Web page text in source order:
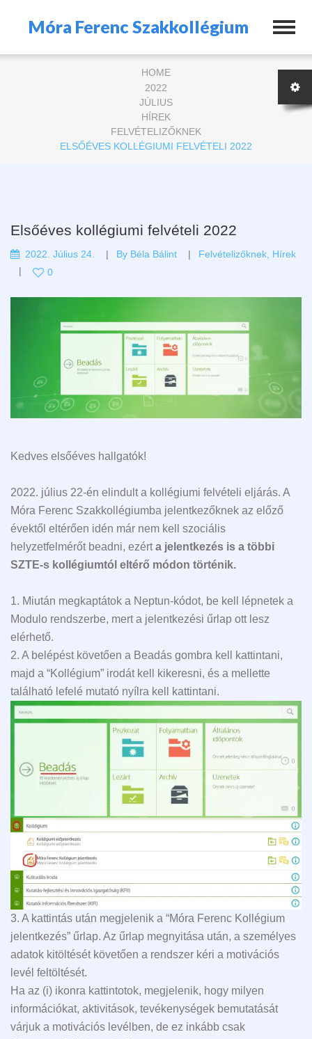
Móra Ferenc Szakkollégium
HOME
2022
JÚLIUS
HÍREK
FELVÉTELIZŐKNEK
ELSŐÉVES KOLLÉGIUMI FELVÉTELI 2022
Elsőéves kollégiumi felvételi 2022
2022. Július 24. By Béla Bálint Felvételizőknek Hírek
0
Kedves elsőéves hallgatók!
2022. július 22-én elindult a kollégiumi felvételi eljárás. A
Móra Ferenc Szakkollégiumba jelentkezőknek az előző
évektől eltérően idén már nem kell szociális
helyzetfelmérőt beadni, ezérta jelentkezés is a többi
SZTE-s kollégiumtól eltérő módon történik.
1. Miután megkaptátok a Neptun-kódot, be kell lépnetek a
Modulo rendszerbe, mert a jelentkezési űrlap ott lesz
elérhető.
2. A belépést követően a Beadás gombra kell kattintani,
majd a “Kollégium” irodát kell kikeresni, és a mellette
található lefelé mutató nyílra kell kattintani.
3. A kattintás után megjelenik a “Móra Ferenc Kollégium
jelentkezés” űrlap. Az űrlap megnyitása után, a személyes
adatok kitöltését követően a rendszer kéri a motivációs
levél feltöltését.
Ha az (i) ikonra kattintotok, megjelenik, hogy milyen
információkat, aktivitások, tevékenységek bemutatását
várjuk a motivációs levélben, de ez inkább csak